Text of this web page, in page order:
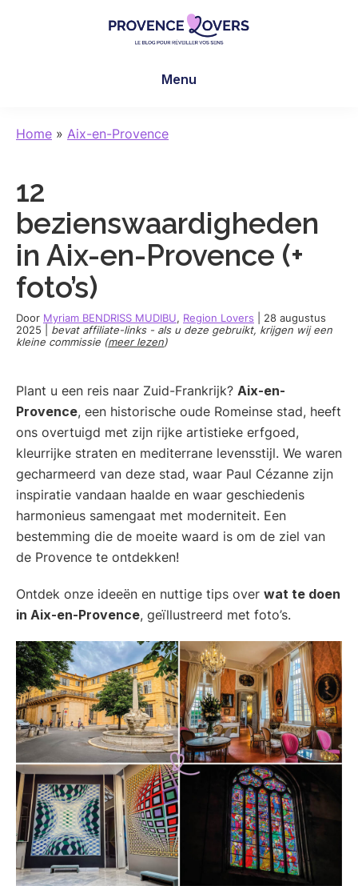
in
blog
van
Manu
Menu
Home » Aix-en-Provence
12
bezienswaardigheden
in Aix-en-Provence (+
foto’s)
Door Myriam BENDRISS MUDIBU, Region Lovers
28 augustus
2025
bevat affiliate-links - als u deze gebruikt, krijgen wij een
kleine commissie (meer lezen)
Plant u een reis naar Zuid-Frankrijk? Aix-en-
Provence, een historische oude Romeinse stad, heeft
ons overtuigd met zijn rijke artistieke erfgoed,
kleurrijke straten en mediterrane levensstijl. We waren
gecharmeerd van deze stad, waar Paul Cézanne zijn
inspiratie vandaan haalde en waar geschiedenis
harmonieus samengaat met moderniteit. Een
bestemming die de moeite waard is om de ziel van
de Provence te ontdekken!
Ontdek onze ideeën en nuttige tips over wat te doen
in Aix-en-Provence, geïllustreerd met foto’s.